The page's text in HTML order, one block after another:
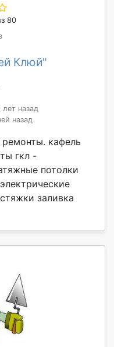
80
Клюй"
назад
назад
кафель
гкл -
потолки
заливка